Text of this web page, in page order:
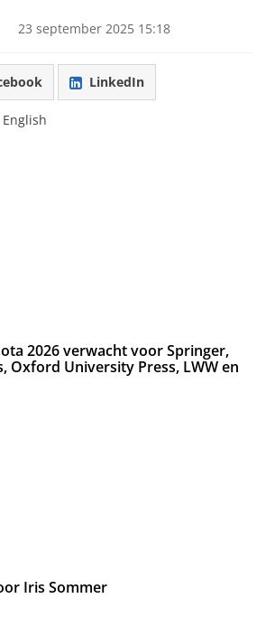
23 september 2025 15:18
LinkedIn
English
2026 verwacht voor Springer,
Oxford University Press, LWW en
Iris Sommer